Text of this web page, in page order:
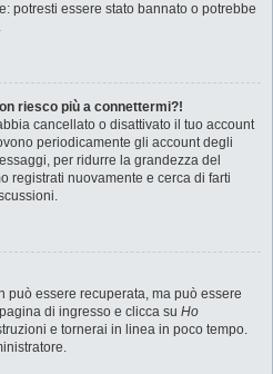
potresti essere stato bannato o potrebbe
riesco più a connettermi?!
cancellato o disattivato il tuo account
periodicamente gli account degli
per ridurre la grandezza del
registrati nuovamente e cerca di farti
può essere recuperata, ma può essere
di ingresso e clicca su Ho
e tornerai in linea in poco tempo.